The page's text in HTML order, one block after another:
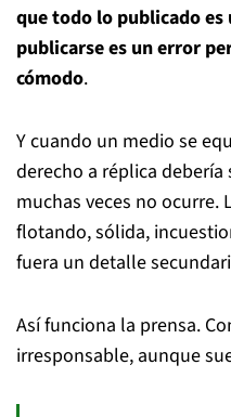
que todo lo publicado
publicarse es un error
cómodo.
Y cuando un medio se
derecho a réplica debería
muchas veces no ocurre.
flotando, sólida,
fuera un detalle
Así funciona la prensa.
irresponsable, aunque